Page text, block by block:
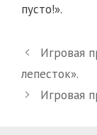
пусто!».
Игровая
лепесток».
Игровая